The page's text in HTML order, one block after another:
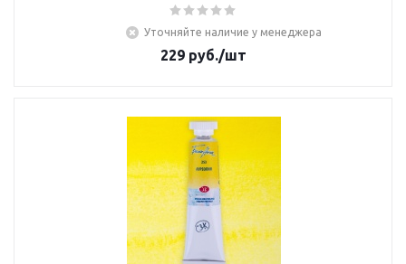
Уточняйте наличие у менеджера
229 руб./шт